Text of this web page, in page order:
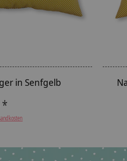
in Senfgelb